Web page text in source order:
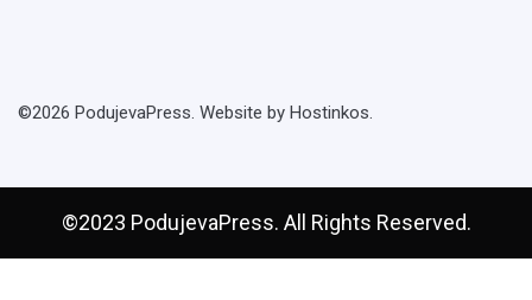
©2026 PodujevaPress. Website by Hostinkos.
©2023 PodujevaPress. All Rights Reserved.